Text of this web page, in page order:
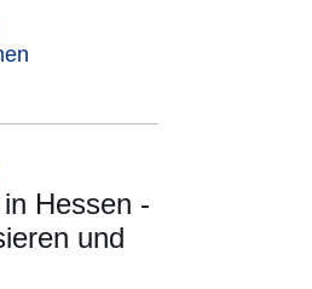
Fenster
Hessen -
und